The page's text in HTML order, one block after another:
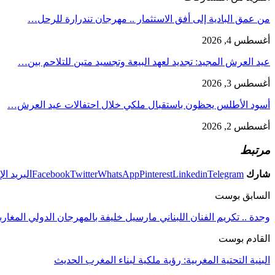
من عمق البادية إلى أفق الاستثمار .. مهرجان تندرارة للرحل…
أغسطس 4, 2026
عيد العرش المجيد: تجديد لعهد البيعة وتجسيد متين للتلاحم بين…
أغسطس 3, 2026
أسود الأطلس يحظون باستقبال ملكي خلال احتفالات عيد العرش…
أغسطس 2, 2026
مرتبط
شارك FacebookTwitterWhatsAppPinterestLinkedinTelegram البريد
السابق بوست
وجدة .. تكريم الفنان اللبناني مارسيل خليفة بالمهرجان الدولي
القادم بوست
البنية التحتية المغربية: رؤية ملكية لبناء المغرب الحديث